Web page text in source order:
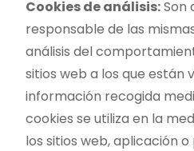
Cookies de análisis:Son
responsable de las
análisis del
sitios web a los que están
información recogida
cookies se utiliza en la
los sitios web, aplicación